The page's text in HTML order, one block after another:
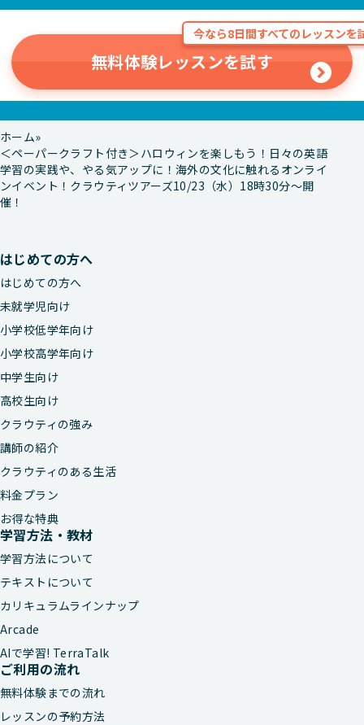
今なら8日間すべてのレッスンを
無料体験レッスンを試す
ホーム
＜ペーパークラフト付き＞ハロウィンを楽しもう！日々の英語
学習の実践や、やる気アップに！海外の文化に触れるオンライ
ンイベント！クラウティツアーズ10/23（水）18時30分～開
催！
はじめての方へ
はじめての方へ
未就学児向け
小学校低学年向け
小学校高学年向け
中学生向け
高校生向け
クラウティの強み
講師の紹介
クラウティのある生活
料金プラン
お得な特典
学習方法・教材
学習方法について
テキストについて
カリキュラムラインナップ
Arcade
AIで学習! TerraTalk
ご利用の流れ
無料体験までの流れ
レッスンの予約方法